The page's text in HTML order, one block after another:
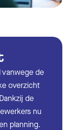
vanwege de
overzicht
de
nu
planning.